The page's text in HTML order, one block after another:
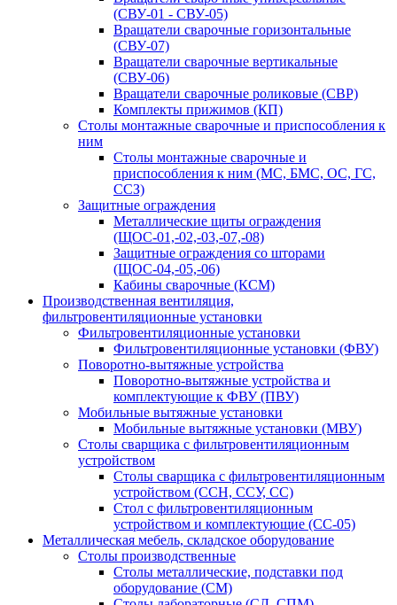
(СВУ-01 - СВУ-05)
Вращатели сварочные горизонтальные
(СВУ-07)
Вращатели сварочные вертикальные
(СВУ-06)
Вращатели сварочные роликовые (СВР)
Комплекты прижимов (КП)
Столы монтажные сварочные и приспособления к
ним
Столы монтажные сварочные и
приспособления к ним (МС, БМС, ОС, ГС,
ССЗ)
Защитные ограждения
Металлические щиты ограждения
(ЩОС-01,-02,-03,-07,-08)
Защитные ограждения со шторами
(ЩОС-04,-05,-06)
Кабины сварочные (КСМ)
Производственная вентиляция,
фильтровентиляционные установки
Фильтровентиляционные установки
Фильтровентиляционные установки (ФВУ)
Поворотно-вытяжные устройства
Поворотно-вытяжные устройства и
комплектующие к ФВУ (ПВУ)
Мобильные вытяжные установки
Мобильные вытяжные установки (МВУ)
Столы сварщика с фильтровентиляционным
устройством
Столы сварщика с фильтровентиляционным
устройством (ССН, ССУ, СС)
Стол с фильтровентиляционным
устройством и комплектующие (СС-05)
Металлическая мебель, складское оборудование
Столы производственные
Столы металлические, подставки под
оборудование (СМ)